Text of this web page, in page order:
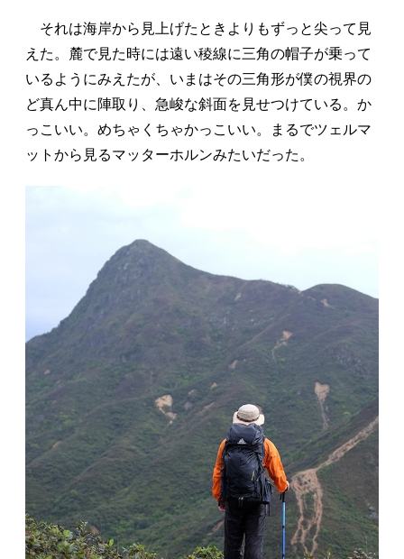
それは海岸から見上げたときよりもずっと尖って見
えた。麓で見た時には遠い稜線に三角の帽子が乗って
いるようにみえたが、いまはその三角形が僕の視界の
ど真ん中に陣取り、急峻な斜面を見せつけている。か
っこいい。めちゃくちゃかっこいい。まるでツェルマ
ットから見るマッターホルンみたいだった。